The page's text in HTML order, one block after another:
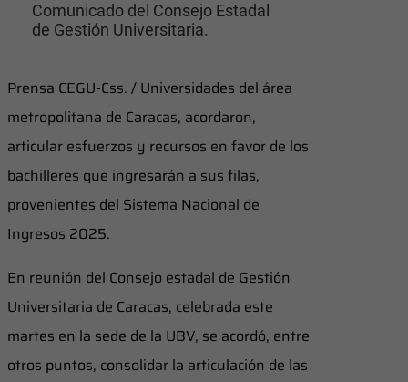
Comunicado del Consejo Estadal
de Gestión Universitaria.
Prensa CEGU-Css. / Universidades del área
metropolitana de Caracas, acordaron,
articular esfuerzos y recursos en favor de los
bachilleres que ingresarán a sus filas,
provenientes del Sistema Nacional de
Ingresos 2025.
En reunión del Consejo estadal de Gestión
Universitaria de Caracas, celebrada este
martes en la sede de la UBV, se acordó, entre
otros puntos, consolidar la articulación de las